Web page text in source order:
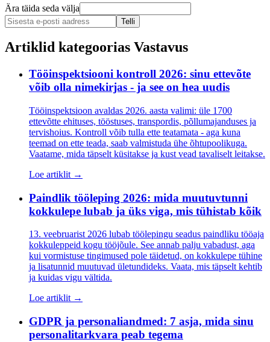
Ära täida seda välja
Telli
Artiklid kategoorias Vastavus
Tööinspektsiooni kontroll 2026: sinu ettevõte
võib olla nimekirjas - ja see on hea uudis
Tööinspektsioon avaldas 2026. aasta valimi: üle 1700
ettevõtte ehituses, tööstuses, transpordis, põllumajanduses ja
tervishoius. Kontroll võib tulla ette teatamata - aga kuna
teemad on ette teada, saab valmistuda ühe õhtupoolikuga.
Vaatame, mida täpselt küsitakse ja kust vead tavaliselt leitakse.
Loe artiklit →
Paindlik tööleping 2026: mida muutuvtunni
kokkulepe lubab ja üks viga, mis tühistab kõik
13. veebruarist 2026 lubab töölepingu seadus paindliku tööaja
kokkuleppeid kogu tööjõule. See annab palju vabadust, aga
kui vormistuse tingimused pole täidetud, on kokkulepe tühine
ja lisatunnid muutuvad ületundideks. Vaata, mis täpselt kehtib
ja kuidas vigu vältida.
Loe artiklit →
GDPR ja personaliandmed: 7 asja, mida sinu
personalitarkvara peab tegema